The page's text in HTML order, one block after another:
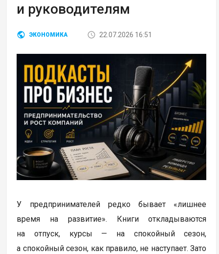
и руководителям
ЭКОНОМИКА 22.07.2026 16:51
У предпринимателей редко бывает «лишнее
время на развитие». Книги откладываются
на отпуск, курсы — на спокойный сезон,
а спокойный сезон, как правило, не наступает. Зато